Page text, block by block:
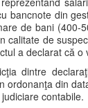
bancnote din
de bani
calitate de
a declarat că
dintre
ordonanţa din
contabile.